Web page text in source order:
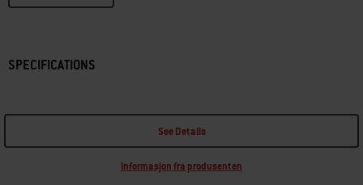
SPECIFICATIONS
See Details
Informasjon fra produsenten